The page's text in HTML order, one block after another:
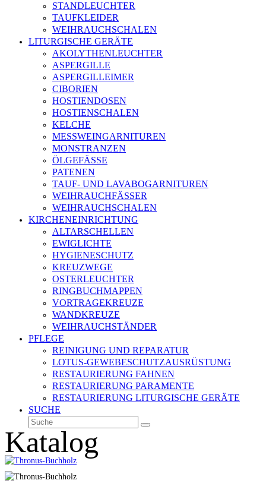
STANDLEUCHTER
TAUFKLEIDER
WEIHRAUCHSCHALEN
LITURGISCHE GERÄTE
AKOLYTHENLEUCHTER
ASPERGILLE
ASPERGILLEIMER
CIBORIEN
HOSTIENDOSEN
HOSTIENSCHALEN
KELCHE
MESSWEINGARNITUREN
MONSTRANZEN
ÖLGEFÄSSE
PATENEN
TAUF- UND LAVABOGARNITUREN
WEIHRAUCHFÄSSER
WEIHRAUCHSCHALEN
KIRCHENEINRICHTUNG
ALTARSCHELLEN
EWIGLICHTE
HYGIENESCHUTZ
KREUZWEGE
OSTERLEUCHTER
RINGBUCHMAPPEN
VORTRAGEKREUZE
WANDKREUZE
WEIHRAUCHSTÄNDER
PFLEGE
REINIGUNG UND REPARATUR
LOTUS-GEWEBESCHUTZAUSRÜSTUNG
RESTAURIERUNG FAHNEN
RESTAURIERUNG PARAMENTE
RESTAURIERUNG LITURGISCHE GERÄTE
SUCHE
Suche
Senden
Katalog